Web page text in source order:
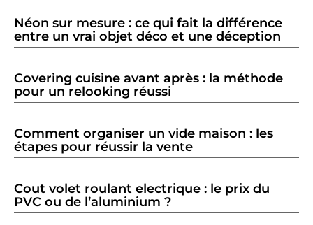
Néon sur mesure : ce qui fait la différence
entre un vrai objet déco et une déception
Covering cuisine avant après : la méthode
pour un relooking réussi
Comment organiser un vide maison : les
étapes pour réussir la vente
Cout volet roulant electrique : le prix du
PVC ou de l’aluminium ?